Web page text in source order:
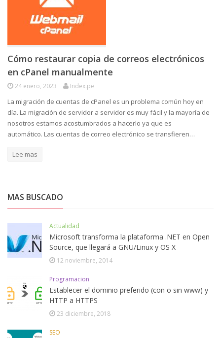
Cómo restaurar copia de correos electrónicos
en cPanel manualmente
24 enero, 2023 Index.pe
La migración de cuentas de cPanel es un problema común hoy en
día. La migración de servidor a servidor es muy fácil y la mayoría de
nosotros estamos acostumbrados a hacerlo ya que es
automático. Las cuentas de correo electrónico se transfieren…
Lee mas
MAS BUSCADO
Actualidad
Microsoft transforma la plataforma .NET en Open
Source, que llegará a GNU/Linux y OS X
12 noviembre, 2014
Programacion
Establecer el dominio preferido (con o sin www) y
HTTP a HTTPS
23 diciembre, 2018
SEO